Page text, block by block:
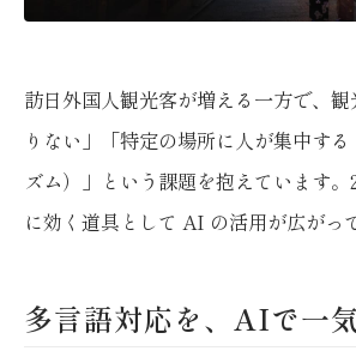
訪日外国人観光客が増える一方で、
りない」「特定の場所に人が集中す
ズム）」という課題を抱えています
に効く道具として AI の活用が広がっ
多言語対応を、AIで一